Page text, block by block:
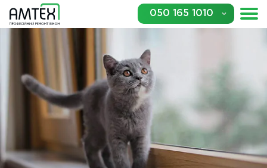
050 165 1010